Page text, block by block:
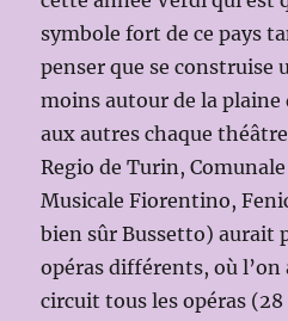
symbole fort de ce pays
penser que se construise
moins autour de la
aux autres chaque
Regio de Turin,
Musicale Fiorentino,
bien sûr Bussetto) aurait
opéras différents, où
circuit tous les opéras